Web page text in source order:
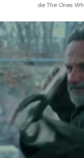
de The Ones